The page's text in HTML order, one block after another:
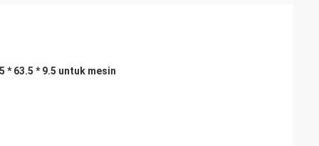
* 63.5 * 9.5 untuk mesin